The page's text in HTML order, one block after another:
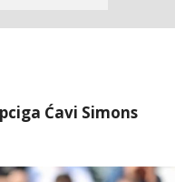
Ćavi Simons